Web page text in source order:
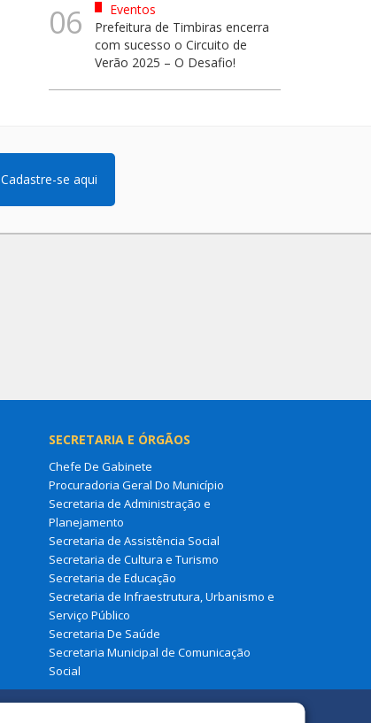
06
Eventos
Prefeitura de Timbiras encerra
com sucesso o Circuito de
Verão 2025 – O Desafio!
Cadastre-se aqui
SECRETARIA E ÓRGÃOS
Chefe De Gabinete
Procuradoria Geral Do Município
Secretaria de Administração e
Planejamento
Secretaria de Assistência Social
Secretaria de Cultura e Turismo
Secretaria de Educação
Secretaria de Infraestrutura, Urbanismo e
Serviço Público
Secretaria De Saúde
Secretaria Municipal de Comunicação
Social